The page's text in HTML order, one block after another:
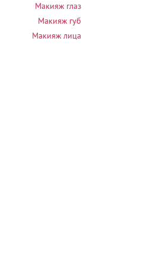
Макияж глаз
Макияж губ
Макияж лица